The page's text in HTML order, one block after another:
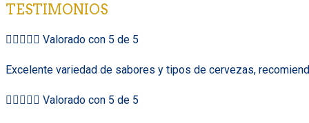
TESTIMONIOS
     Valorado con 5 de 5
Excelente variedad de sabores y tipos de cervezas,
     Valorado con 5 de 5